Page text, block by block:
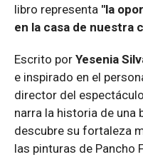
libro representa "la
en la casa de nuestra
Escrito por Yesenia
e inspirado en el
director del
narra la historia de una
descubre su fortaleza
las pinturas de Pancho